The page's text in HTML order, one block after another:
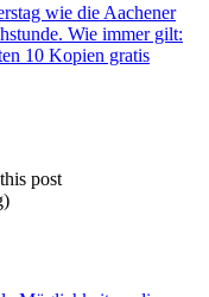
wie die Aachener
Wie immer gilt:
10 Kopien gratis